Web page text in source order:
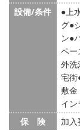
設備/条件
上
グ
ン
ペー
外洗
宅街
敷
イ
保 険
加入